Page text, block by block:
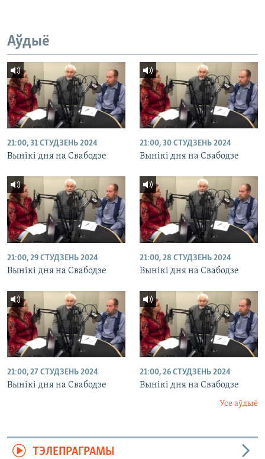
Аўдыё
21:00, 31 СТУДЗЕНЬ 2024
Вынікі дня на Свабодзе
21:00, 30 СТУДЗЕНЬ 2024
Вынікі дня на Свабодзе
21:00, 29 СТУДЗЕНЬ 2024
Вынікі дня на Свабодзе
21:00, 28 СТУДЗЕНЬ 2024
Вынікі дня на Свабодзе
21:00, 27 СТУДЗЕНЬ 2024
Вынікі дня на Свабодзе
21:00, 26 СТУДЗЕНЬ 2024
Вынікі дня на Свабодзе
Усе аўдыё
ТЭЛЕПРАГРАМЫ